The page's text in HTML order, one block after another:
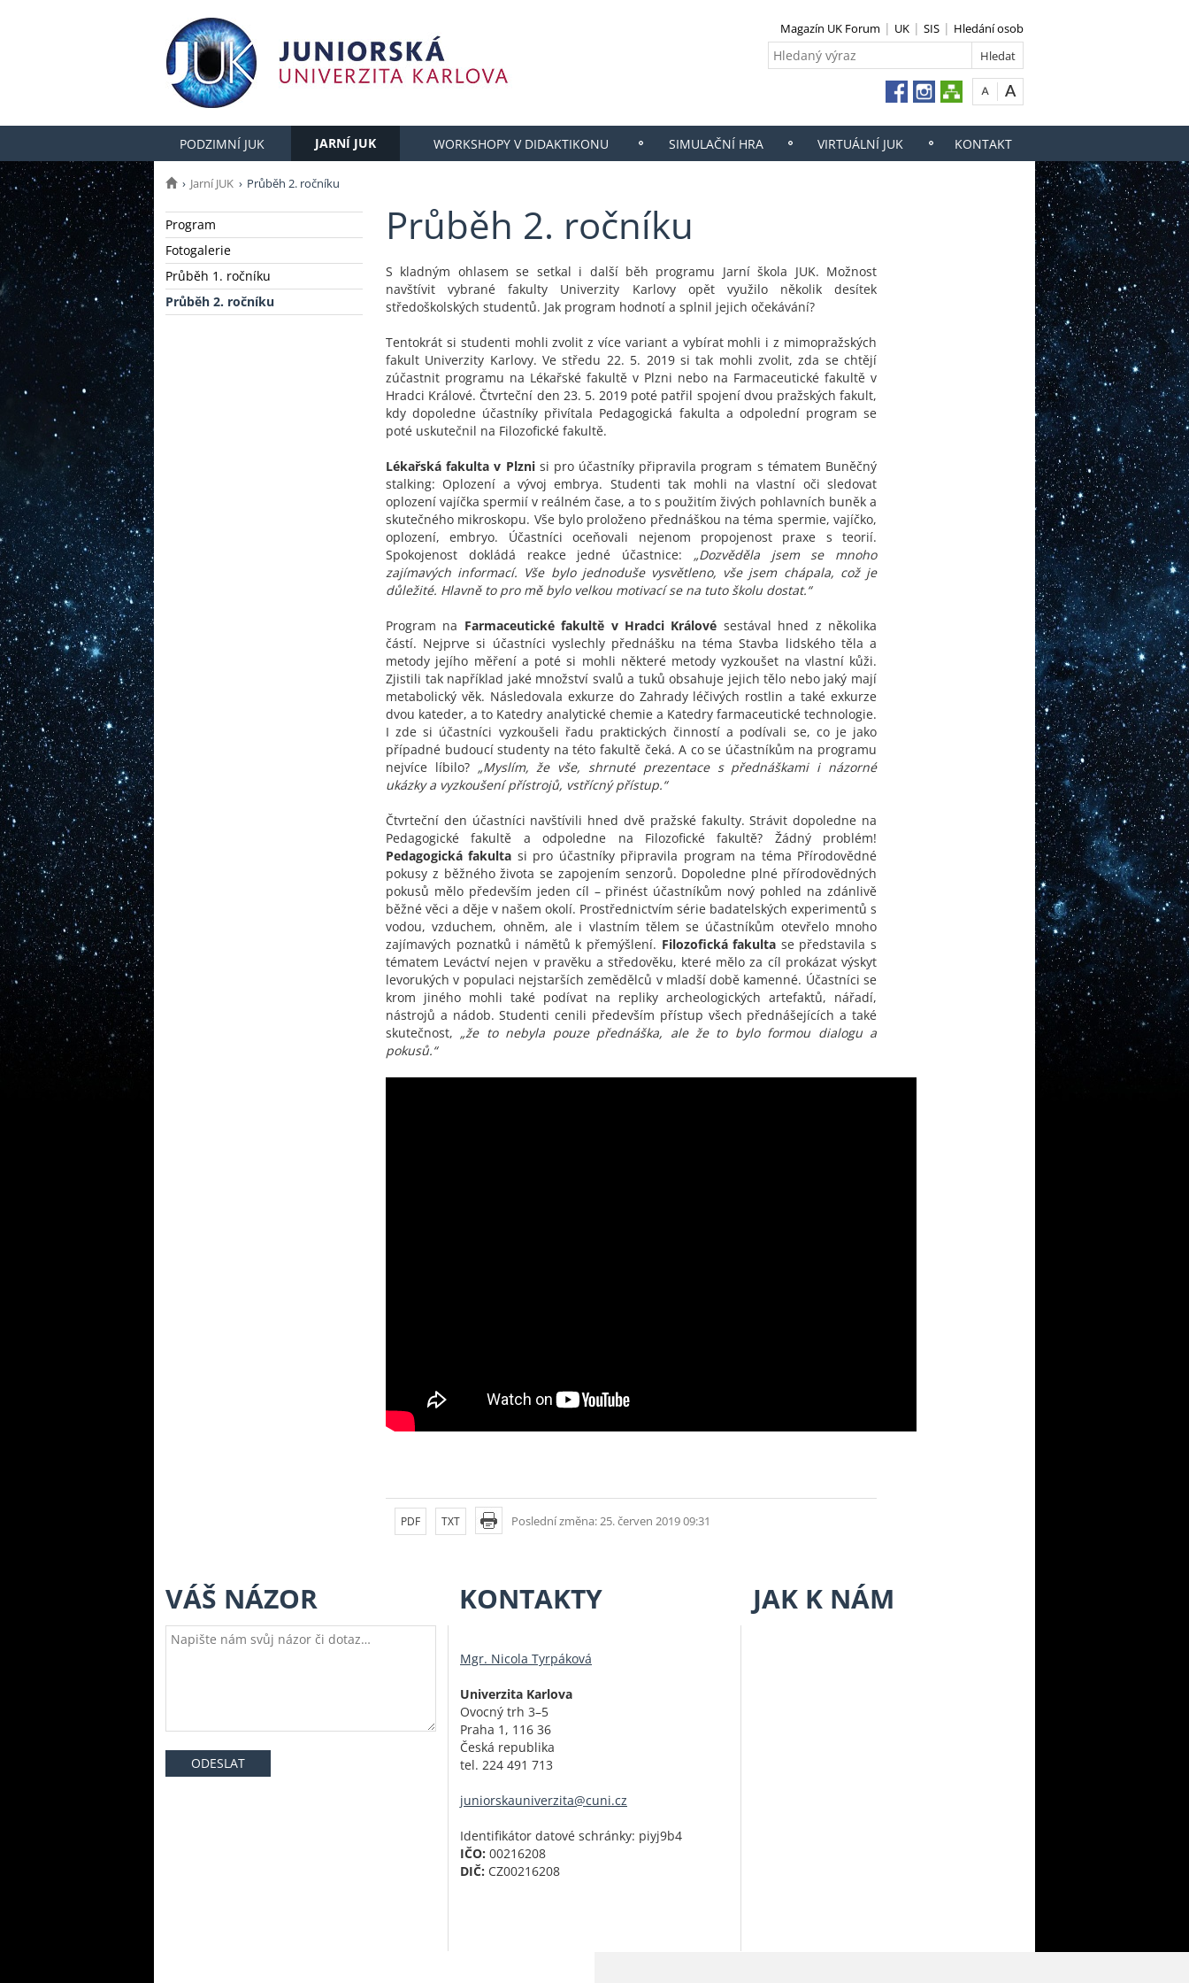
Magazín UK Forum UK SIS Hledání osob
PODZIMNÍ JUK JARNÍ JUK WORKSHOPY V DIDAKTIKONU SIMULAČNÍ HRA VIRTUÁLNÍ JUK KONTAKT
Jarní JUK Průběh 2. ročníku
Program
Fotogalerie
Průběh 1. ročníku
Průběh 2. ročníku
Průběh 2. ročníku
S kladným ohlasem se setkal i další běh programu Jarní škola JUK. Možnost
navštívit vybrané fakulty Univerzity Karlovy opět využilo několik desítek
středoškolských studentů. Jak program hodnotí a splnil jejich očekávání?
Tentokrát si studenti mohli zvolit z více variant a vybírat mohli i z mimopražských
fakult Univerzity Karlovy. Ve středu 22. 5. 2019 si tak mohli zvolit, zda se chtějí
zúčastnit programu na Lékařské fakultě v Plzni nebo na Farmaceutické fakultě v
Hradci Králové. Čtvrteční den 23. 5. 2019 poté patřil spojení dvou pražských fakult,
kdy dopoledne účastníky přivítala Pedagogická fakulta a odpolední program se
poté uskutečnil na Filozofické fakultě.
Lékařská fakulta v Plznisi pro účastníky připravila program s tématem Buněčný
stalking: Oplození a vývoj embrya. Studenti tak mohli na vlastní oči sledovat
oplození vajíčka spermií v reálném čase, a to s použitím živých pohlavních buněk a
skutečného mikroskopu. Vše bylo proloženo přednáškou na téma spermie, vajíčko,
oplození, embryo. Účastníci oceňovali nejenom propojenost praxe s teorií.
Spokojenost dokládá reakce jedné účastnice: „Dozvěděla jsem se mnoho
zajímavých informací. Vše bylo jednoduše vysvětleno, vše jsem chápala, což je
důležité. Hlavně to pro mě bylo velkou motivací se na tuto školu dostat.“
Program na Farmaceutické fakultě v Hradci Králové sestával hned z několika
částí. Nejprve si účastníci vyslechly přednášku na téma Stavba lidského těla a
metody jejího měření a poté si mohli některé metody vyzkoušet na vlastní kůži.
Zjistili tak například jaké množství svalů a tuků obsahuje jejich tělo nebo jaký mají
metabolický věk. Následovala exkurze do Zahrady léčivých rostlin a také exkurze
dvou kateder, a to Katedry analytické chemie a Katedry farmaceutické technologie.
I zde si účastníci vyzkoušeli řadu praktických činností a podívali se, co je jako
případné budoucí studenty na této fakultě čeká. A co se účastníkům na programu
nejvíce líbilo? „Myslím, že vše, shrnuté prezentace s přednáškami i názorné
ukázky a vyzkoušení přístrojů, vstřícný přístup.“
Čtvrteční den účastníci navštívili hned dvě pražské fakulty. Strávit dopoledne na
Pedagogické fakultě a odpoledne na Filozofické fakultě? Žádný problém!
Pedagogická fakulta si pro účastníky připravila program na téma Přírodovědné
pokusy z běžného života se zapojením senzorů. Dopoledne plné přírodovědných
pokusů mělo především jeden cíl – přinést účastníkům nový pohled na zdánlivě
běžné věci a děje v našem okolí. Prostřednictvím série badatelských experimentů s
vodou, vzduchem, ohněm, ale i vlastním tělem se účastníkům otevřelo mnoho
zajímavých poznatků i námětů k přemýšlení. Filozofická fakulta se představila s
tématem Leváctví nejen v pravěku a středověku, které mělo za cíl prokázat výskyt
levorukých v populaci nejstarších zemědělců v mladší době kamenné. Účastníci se
krom jiného mohli také podívat na repliky archeologických artefaktů, nářadí,
nástrojů a nádob. Studenti cenili především přístup všech přednášejících a také
skutečnost, „že to nebyla pouze přednáška, ale že to bylo formou dialogu a
pokusů.“
Poslední změna: 25. červen 2019 09:31
PDF TXT
VÁŠ NÁZOR KONTAKTY
Mgr. Nicola Tyrpáková
Univerzita Karlova
Ovocný trh 3–5
Praha 1, 116 36
Česká republika
tel. 224 491 713
juniorskauniverzita@cuni.cz
Identifikátor datové schránky: piyj9b4
IČO: 00216208
DIČ: CZ00216208
JAK K NÁM